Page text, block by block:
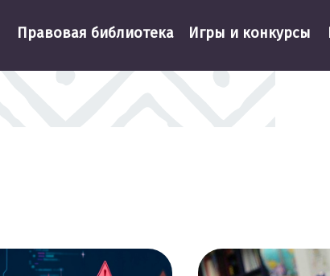
Правовая библиотека Игры и конкурсы